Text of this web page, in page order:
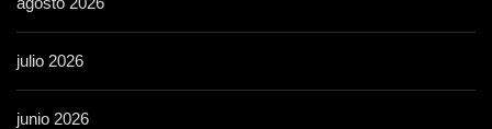
julio 2026
junio 2026